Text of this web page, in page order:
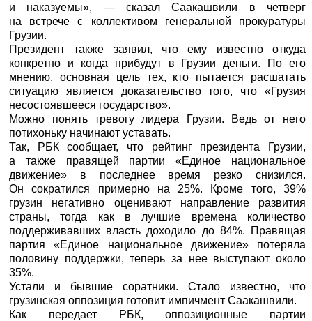
и наказуемы», — сказал Саакашвили в четверг
на встрече с коллективом генеральной прокуратуры
Грузии.
Президент также заявил, что ему известно откуда
конкретно и когда прибудут в Грузии деньги. По его
мнению, основная цель тех, кто пытается расшатать
ситуацию является доказательство того, что «Грузия
несостоявшееся государство».
Можно понять тревогу лидера Грузии. Ведь от него
потихоньку начинают уставать.
Так,
РБКсообщает, что рейтинг президента Грузии,
а также правящей партии «Единое национальное
движение» в последнее время резко снизился.
Он сократился примерно на 25%. Кроме того, 39%
грузин негативно оценивают направление развития
страны, тогда как в лучшие времена количество
поддерживавших власть доходило до 84%. Правящая
партия «Единое национальное движение» потеряла
половину поддержки, теперь за нее выступают около
35%.
Устали и бывшие соратники. Стало известно, что
грузинская оппозиция готовит импичмент Саакашвили.
Как передает
РБК, оппозиционные партии